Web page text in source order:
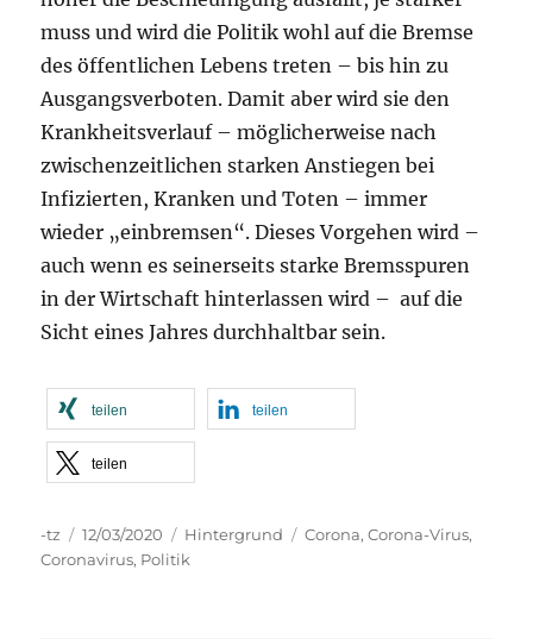
muss und wird die Politik wohl auf die Bremse
des öffentlichen Lebens treten – bis hin zu
Ausgangsverboten. Damit aber wird sie den
Krankheitsverlauf – möglicherweise nach
zwischenzeitlichen starken Anstiegen bei
Infizierten, Kranken und Toten – immer
wieder „einbremsen“. Dieses Vorgehen wird –
auch wenn es seinerseits starke Bremsspuren
in der Wirtschaft hinterlassen wird – auf die
Sicht eines Jahres durchhaltbar sein.
teilen teilen
teilen
Autor
-tz
Veröffentlicht
am
12/03/2020 Kategorien
Hintergrund Schlagwörter
Corona,Corona-Virus,
Coronavirus, Politik